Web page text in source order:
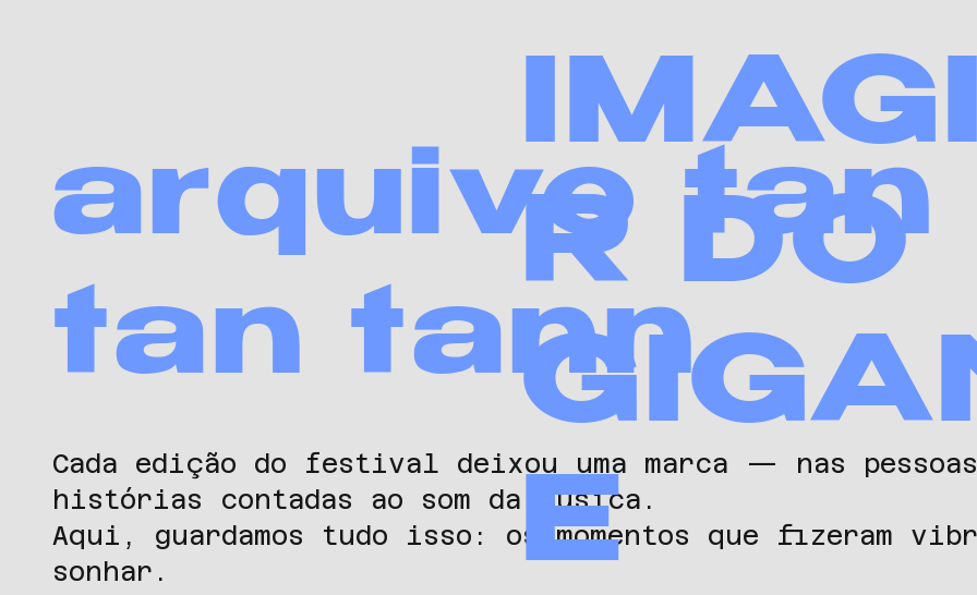
R DO
E
arquivo tan
tan tann
Cada edição do festival deixou uma marca — nas
histórias contadas ao som da música.
Aqui, guardamos tudo isso: os momentos que fizeram
sonhar.